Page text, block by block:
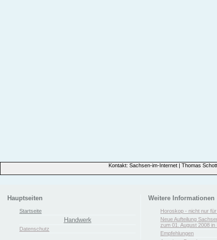
Kontakt: Sachsen-im-Internet | Thomas
Hauptseiten
Startseite
Handwerk
Datenschutz
Weitere Informationen
Horoskop - nicht nur
Neue Aufteilung
zum 01. August 2008 in
Empfehlungen